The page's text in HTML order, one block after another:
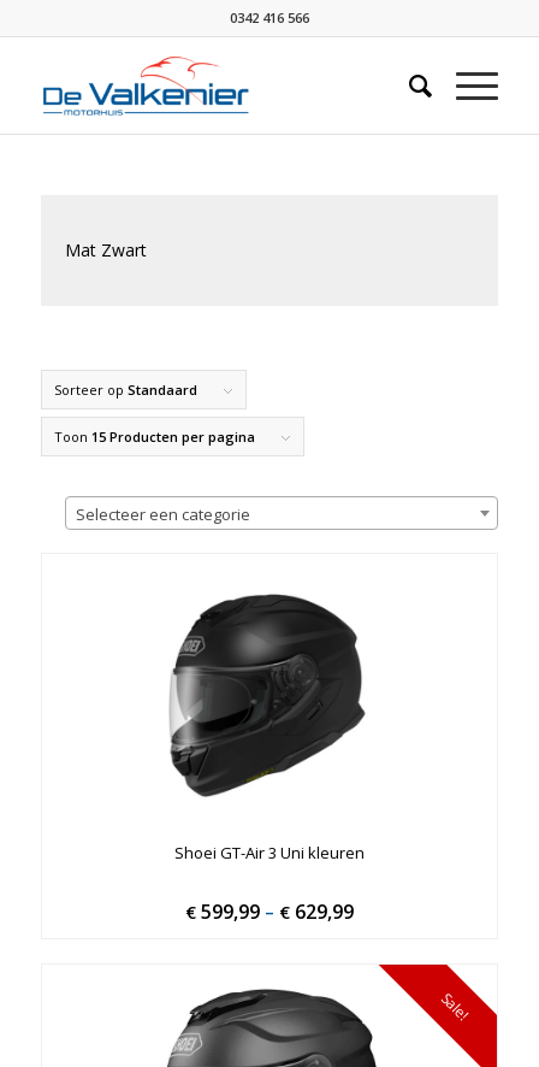
0342 416 566
Mat Zwart
Sorteer op Standaard
Toon 15 Producten per pagina
Selecteer een categorie
Shoei GT-Air 3 Uni kleuren
€599,99 – €629,99Price
€ 599,99
through
€ 629,99
Sale!